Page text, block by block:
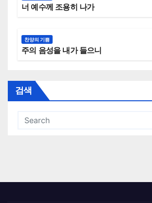
너 예수께 조용히 나가
찬양의 기쁨
주의 음성을 내가 들으니
검색